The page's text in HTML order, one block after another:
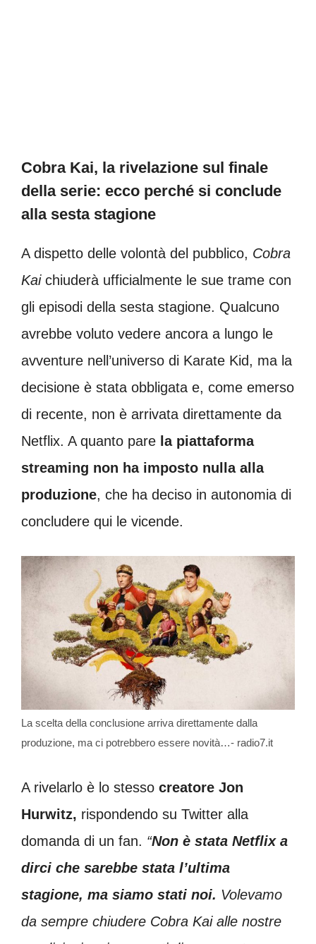
Cobra Kai, la rivelazione sul finale
della serie: ecco perché si conclude
alla sesta stagione
A dispetto delle volontà del pubblico, Cobra
Kaichiuderà ufficialmente le sue trame con
gli episodi della sesta stagione. Qualcuno
avrebbe voluto vedere ancora a lungo le
avventure nell’universo di Karate Kid, ma la
decisione è stata obbligata e, come emerso
di recente, non è arrivata direttamente da
Netflix. A quanto pare la piattaforma
streaming non ha imposto nulla alla
produzione, che ha deciso in autonomia di
concludere qui le vicende.
La scelta della conclusione arriva direttamente dalla
produzione, ma ci potrebbero essere novità…- radio7.it
A rivelarlo è lo stesso creatore Jon
Hurwitz, rispondendo su Twitter alla
domanda di un fan. “Non è stata Netflix a
dirci che sarebbe stata l’ultima
stagione, ma siamo stati noi. Volevamo
da sempre chiudere Cobra Kai alle nostre